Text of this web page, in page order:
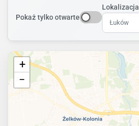
Pokaż tylko otwarte
Lokalizacja
Łuków
+
−